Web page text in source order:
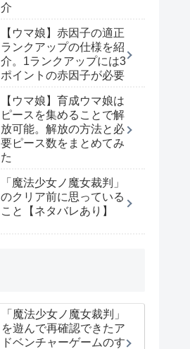
介
【ウマ娘】赤因子の適正
ランクアップの仕様を紹
介。1ランクアップには3
ポイントの赤因子が必要
【ウマ娘】育成ウマ娘は
ピースを集めることで解
放可能。解放の方法と必
要ピース数をまとめてみ
た
「魔法少女ノ魔女裁判」
のクリア前に思っている
こと【ネタバレあり】
「魔法少女ノ魔女裁判」
を遊んで再確認できたア
ドベンチャーゲームのす